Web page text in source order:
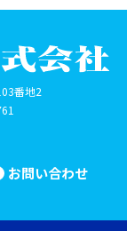
番地2
お問い合わせ